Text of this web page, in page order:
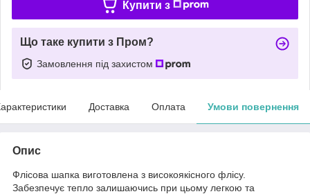
Купити з
Що таке купити з Пром?
Замовлення під захистом
Доставка Оплата Умови повернення
Опис
Флісова шапка виготовлена з високоякісного флісу.
Забезпечує тепло залишаючись при цьому легкою та